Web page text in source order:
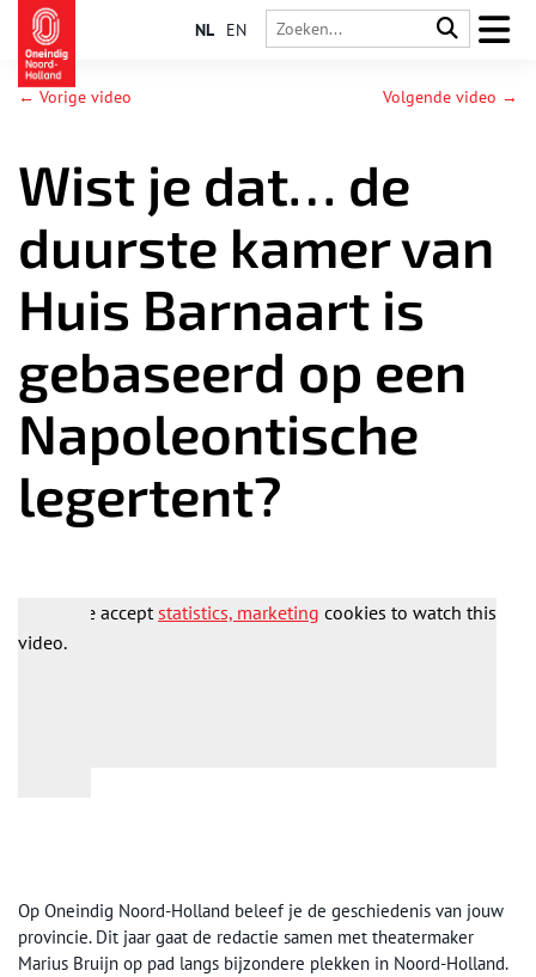
NL EN
← Vorige video Volgende video →
Wist je dat… de
duurste kamer van
Huis Barnaart is
gebaseerd op een
Napoleontische
legertent?
Please acceptstatistics, marketing cookies to watch this
video.
Op Oneindig Noord-Holland beleef je de geschiedenis van jouw
provincie. Dit jaar gaat de redactie samen met theatermaker
Marius Bruijn op pad langs bijzondere plekken in Noord-Holland.